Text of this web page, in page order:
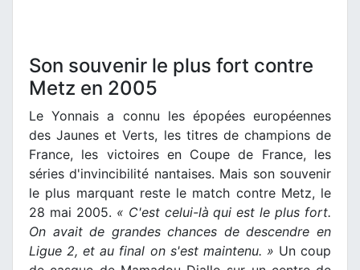
Son souvenir le plus fort contre
Metz en 2005
Le Yonnais a connu les épopées européennes
des Jaunes et Verts, les titres de champions de
France, les victoires en Coupe de France, les
séries d'invincibilité nantaises. Mais son souvenir
le plus marquant reste le match contre Metz, le
28 mai 2005. « C'est celui-là qui est le plus fort.
On avait de grandes chances de descendre en
Ligue 2, et au final on s'est maintenu. » Un coup